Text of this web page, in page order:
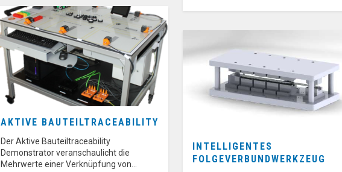
AKTIVE BAUTEILTRACEABILITY
Der Aktive Bauteiltraceability
Demonstrator veranschaulicht die
Mehrwerte einer Verknüpfung von…
INTELLIGENTES
FOLGEVERBUNDWERKZEUG